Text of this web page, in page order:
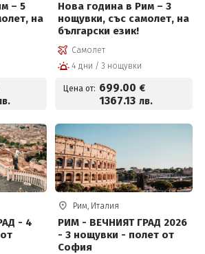
– 5
на
Нова година в Рим – 3
нощувки, със самолет, на
български език!
Самолет
4 дни / 3 нощувки
Цена от: 699.00 €
1367.13 лв.
- 4
Рим, Италия
РИМ - ВЕЧНИЯТ ГРАД 2026
- 3 нощувки - полет от
София